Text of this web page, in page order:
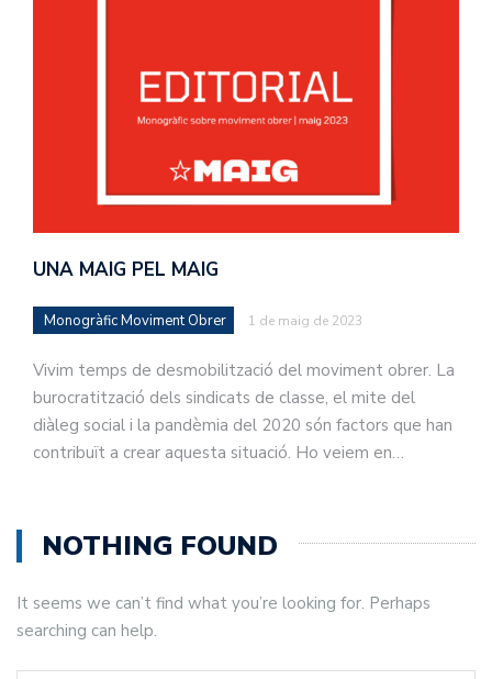
UNA MAIG PEL MAIG
Monogràfic Moviment Obrer 1 de maig de 2023
Vivim temps de desmobilització del moviment obrer. La
burocratització dels sindicats de classe, el mite del
diàleg social i la pandèmia del 2020 són factors que han
contribuït a crear aquesta situació. Ho veiem en…
NOTHING FOUND
It seems we can’t find what you’re looking for. Perhaps
searching can help.